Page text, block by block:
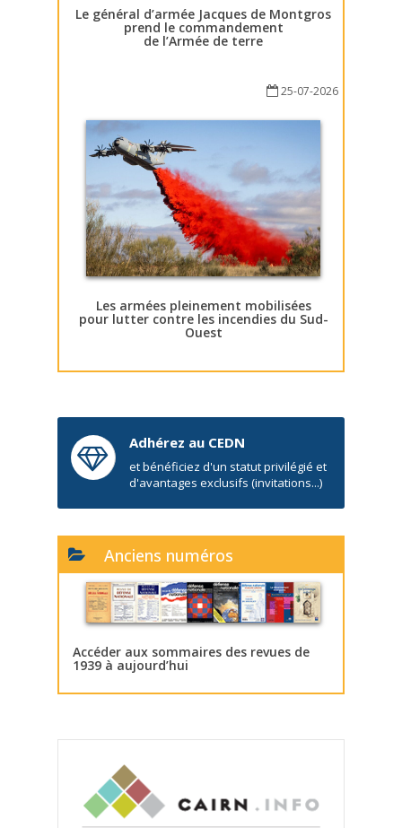
Le général d’armée Jacques de Montgros
prend le commandement
de l’Armée de terre
25-07-2026
Les armées pleinement mobilisées
pour lutter contre les incendies du Sud-
Ouest
Adhérez au CEDN
et bénéficiez d'un statut privilégié et
d'avantages exclusifs (invitations...)
Anciens numéros
Accéder aux sommaires des revues de
1939 à aujourd’hui